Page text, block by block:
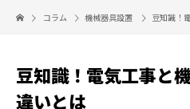
コラム 機械器具設置 豆知識！
豆知識！電気工事と
違いとは